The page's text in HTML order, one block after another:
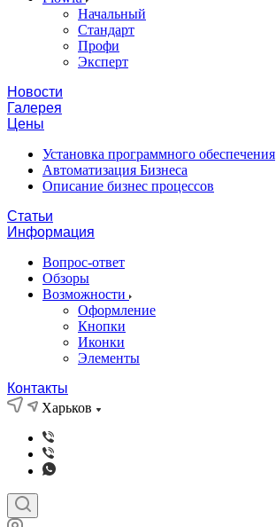
Начальный
Стандарт
Профи
Эксперт
Новости
Галерея
Цены
Установка программного обеспечения
Автоматизация Бизнеса
Описание бизнес процессов
Статьи
Информация
Вопрос-ответ
Обзоры
Возможности
Оформление
Кнопки
Иконки
Элементы
Контакты
Харьков